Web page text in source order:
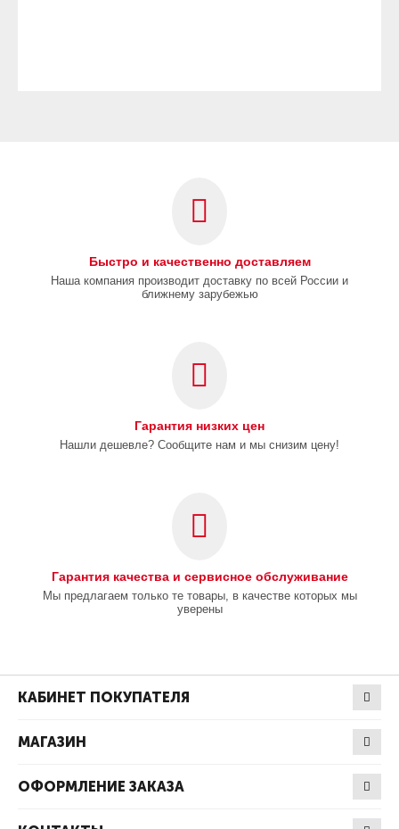
Быстро и качественно доставляем
Наша компания производит доставку по всей России и
ближнему зарубежью
Гарантия низких цен
Нашли дешевле? Сообщите нам и мы снизим цену!
Гарантия качества и сервисное обслуживание
Мы предлагаем только те товары, в качестве которых мы
уверены
КАБИНЕТ ПОКУПАТЕЛЯ
МАГАЗИН
ОФОРМЛЕНИЕ ЗАКАЗА